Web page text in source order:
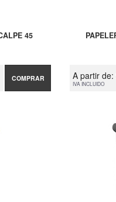
45
COMPRAR A partir de:
IVA INCLUIDO